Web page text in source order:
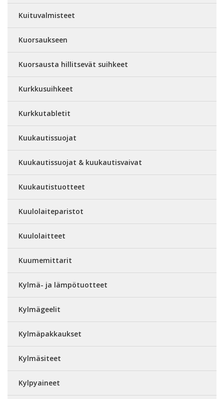
Kuituvalmisteet
Kuorsaukseen
Kuorsausta hillitsevät suihkeet
Kurkkusuihkeet
Kurkkutabletit
Kuukautissuojat
Kuukautissuojat & kuukautisvaivat
Kuukautistuotteet
Kuulolaiteparistot
Kuulolaitteet
Kuumemittarit
Kylmä- ja lämpötuotteet
Kylmägeelit
Kylmäpakkaukset
Kylmäsiteet
Kylpyaineet